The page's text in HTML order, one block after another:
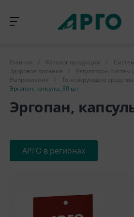
Главная / Каталог продукции /
Здоровое питание
/ Регуляторы
Направления
/ Тонизирующие средства
Эргопан, капсулы, 30 шт
Эргопан,
АРГО в регионах